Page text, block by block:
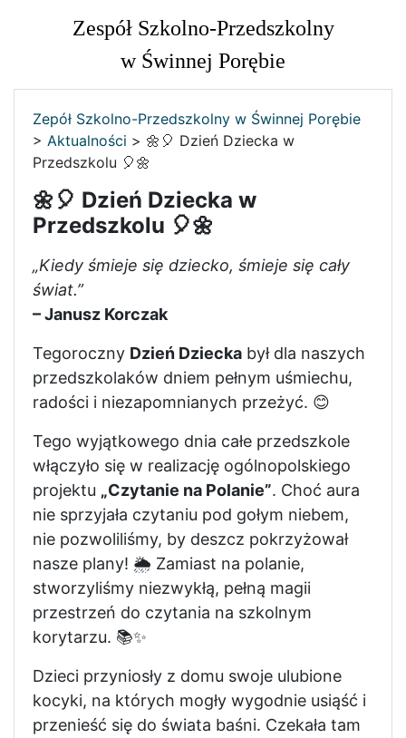
Zespół Szkolno-Przedszkolny
w Świnnej Porębie
Zepół Szkolno-Przedszkolny w Świnnej Porębie
> Aktualności > 🌼🎈 Dzień Dziecka w
Przedszkolu 🎈🌼
🌼🎈 Dzień Dziecka w
Przedszkolu 🎈🌼
„Kiedy śmieje się dziecko, śmieje się cały
świat.”
– Janusz Korczak
Tegoroczny Dzień Dziecka był dla naszych
przedszkolaków dniem pełnym uśmiechu,
radości i niezapomnianych przeżyć. 😊
Tego wyjątkowego dnia całe przedszkole
włączyło się w realizację ogólnopolskiego
projektu „Czytanie na Polanie”. Choć aura
nie sprzyjała czytaniu pod gołym niebem,
nie pozwoliliśmy, by deszcz pokrzyżował
nasze plany! 🌦️ Zamiast na polanie,
stworzyliśmy niezwykłą, pełną magii
przestrzeń do czytania na szkolnym
korytarzu. 📚✨
Dzieci przyniosły z domu swoje ulubione
kocyki, na których mogły wygodnie usiąść i
przenieść się do świata baśni. Czekała tam